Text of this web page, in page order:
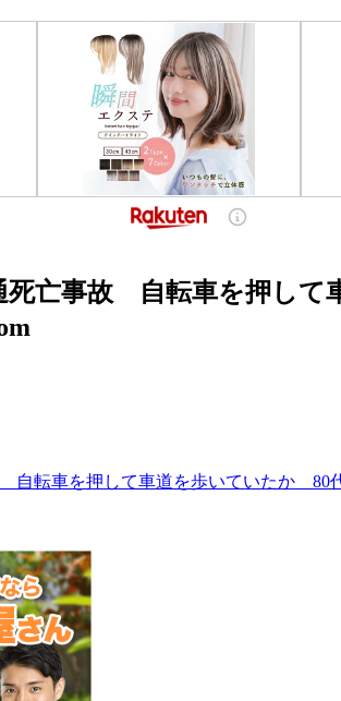
死亡事故 自転車を押し
自転車を押して車道を歩いていたか 80